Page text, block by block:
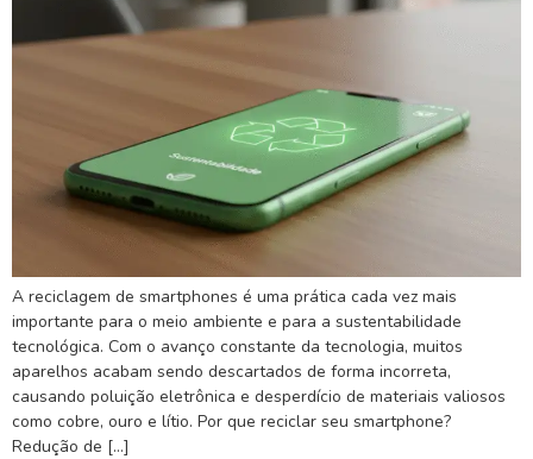
A reciclagem de smartphones é uma prática cada vez mais
importante para o meio ambiente e para a sustentabilidade
tecnológica. Com o avanço constante da tecnologia, muitos
aparelhos acabam sendo descartados de forma incorreta,
causando poluição eletrônica e desperdício de materiais valiosos
como cobre, ouro e lítio. Por que reciclar seu smartphone?
Redução de […]